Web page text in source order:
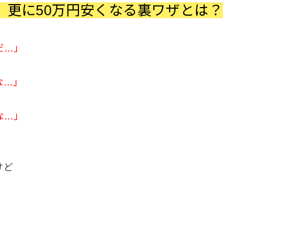
に50万円安くなる裏ワザとは？
…」
…」
…」
ど